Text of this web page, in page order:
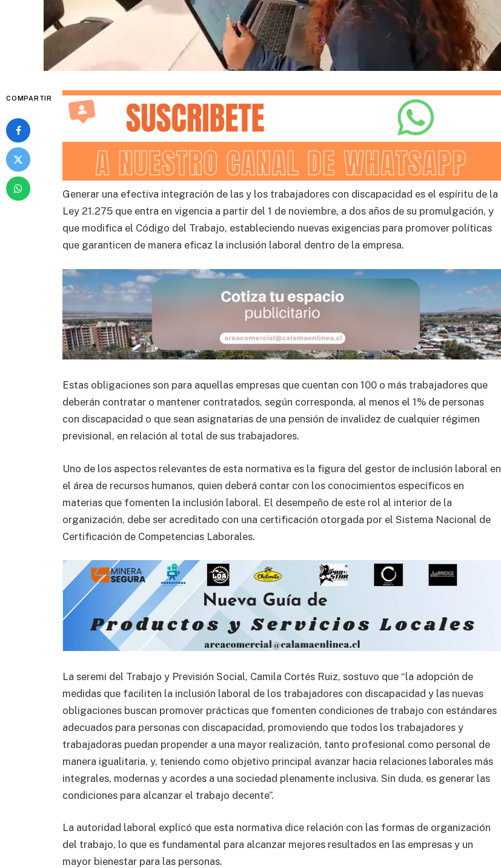
COMPARTIR
Generar una efectiva integración de las y los trabajadores con discapacidad es el espíritu de la
Ley 21.275 que entra en vigencia a partir del 1 de noviembre, a dos años de su promulgación, y
que modifica el Código del Trabajo, estableciendo nuevas exigencias para promover políticas
que garanticen de manera eficaz la inclusión laboral dentro de la empresa.
Estas obligaciones son para aquellas empresas que cuentan con 100 o más trabajadores que
deberán contratar o mantener contratados, según corresponda, al menos el 1% de personas
con discapacidad o que sean asignatarias de una pensión de invalidez de cualquier régimen
previsional, en relación al total de sus trabajadores.
Uno de los aspectos relevantes de esta normativa es la figura del gestor de inclusión laboral en
el área de recursos humanos, quien deberá contar con los conocimientos específicos en
materias que fomenten la inclusión laboral. El desempeño de este rol al interior de la
organización, debe ser acreditado con una certificación otorgada por el Sistema Nacional de
Certificación de Competencias Laborales.
La seremi del Trabajo y Previsión Social, Camila Cortés Ruiz, sostuvo que “la adopción de
medidas que faciliten la inclusión laboral de los trabajadores con discapacidad y las nuevas
obligaciones buscan promover prácticas que fomenten condiciones de trabajo con estándares
adecuados para personas con discapacidad, promoviendo que todos los trabajadores y
trabajadoras puedan propender a una mayor realización, tanto profesional como personal de
manera igualitaria, y, teniendo como objetivo principal avanzar hacia relaciones laborales más
integrales, modernas y acordes a una sociedad plenamente inclusiva. Sin duda, es generar las
condiciones para alcanzar el trabajo decente”.
La autoridad laboral explicó que esta normativa dice relación con las formas de organización
del trabajo, lo que es fundamental para alcanzar mejores resultados en las empresas y un
mayor bienestar para las personas.